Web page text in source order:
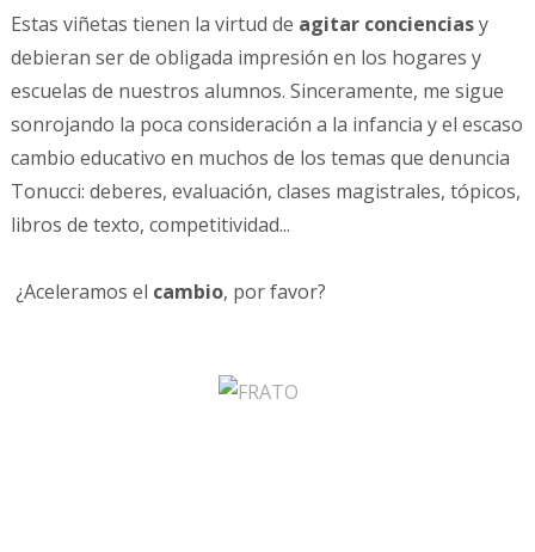
Estas viñetas tienen la virtud de agitar concienciasy
debieran ser de obligada impresión en los hogares y
escuelas de nuestros alumnos. Sinceramente, me sigue
sonrojando la poca consideración a la infancia y el escaso
cambio educativo en muchos de los temas que denuncia
Tonucci: deberes, evaluación, clases magistrales, tópicos,
libros de texto, competitividad...
¿Aceleramos el cambio, por favor?